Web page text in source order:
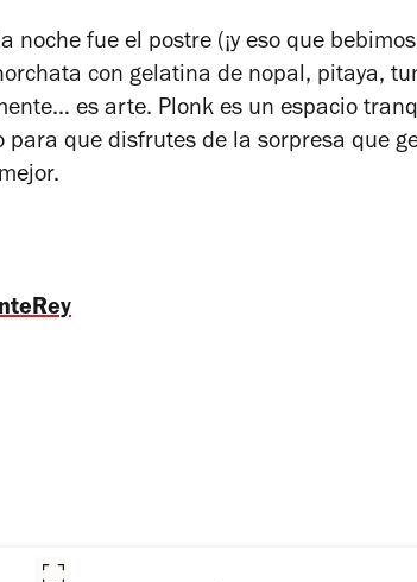
noche fue el postre (¡y eso que
con gelatina de nopal, pitaya,
es arte. Plonk es un espacio
para que disfrutes de la sorpresa que